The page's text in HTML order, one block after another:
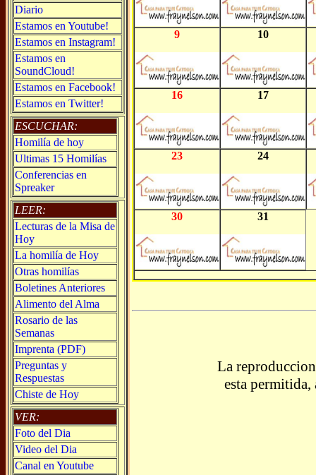
Diario
Estamos en Youtube!
Estamos en Instagram!
Estamos en
SoundCloud!
Estamos en Facebook!
Estamos en Twitter!
ESCUCHAR:
Homilía de hoy
Ultimas 15 Homilías
Conferencias en
Spreaker
LEER:
Lecturas de la Misa de
Hoy
La homilía de Hoy
Otras homilías
Boletines Anteriores
Alimento del Alma
Rosario de las
Semanas
Imprenta (PDF)
Preguntas y
Respuestas
Chiste de Hoy
VER:
Foto del Dia
Video del Dia
Canal en Youtube
9 10
16 17
23 24
30 31
La
esta